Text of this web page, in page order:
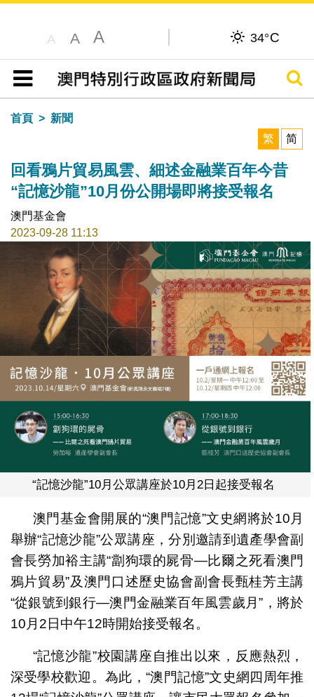
A A A 34°C
目錄
搜尋
首頁
新聞
繁
简
回看鴉片貿易風雲、細述金融業百年今昔
“記憶沙龍”10月份公開場即將接受報名
澳門基金會
2023-09-28 11:13
“記憶沙龍”10月公眾講座於10月2日起接受報名
澳門基金會開展的“澳門記憶”文史網將於10月
舉辦“記憶沙龍”公眾講座，分別邀請到遺產學會副
會長勞加裕主講“劏狗環的屍骨—比爾之死看澳門
鴉片貿易”及澳門口述歷史協會副會長甄桂芳主講
“從銀號到銀行—澳門金融業百年風雲歲月”，將於
10月2日中午12時開始接受報名。
“記憶沙龍”校園講座自推出以來，反應熱烈，
深受學校歡迎。為此，“澳門記憶”文史網四周年推